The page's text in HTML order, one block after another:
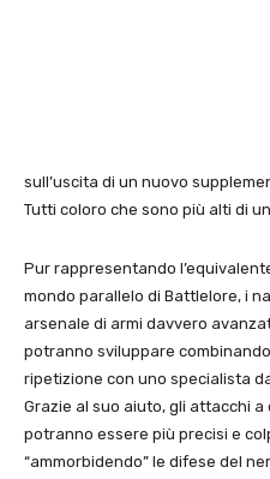
sull’uscita di un nuovo
Tutti coloro che sono più alti di
Pur rappresentando
mondo parallelo di Battlelore, i
arsenale di armi davvero
potranno sviluppare
ripetizione con uno specialista
Grazie al suo aiuto, gli attacchi
potranno essere più precisi e
“ammorbidendo” le difese del